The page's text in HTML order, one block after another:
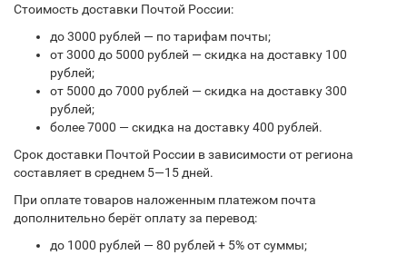
Стоимость доставки Почтой России:
до 3000 рублей — по тарифам почты;
от 3000 до 5000 рублей — скидка на доставку 100
рублей;
от 5000 до 7000 рублей — скидка на доставку 300
рублей;
более 7000 — скидка на доставку 400 рублей.
Срок доставки Почтой России в зависимости от региона
составляет в среднем 5—15 дней.
При оплате товаров наложенным платежом почта
дополнительно берёт оплату за перевод:
до 1000 рублей — 80 рублей + 5% от суммы;